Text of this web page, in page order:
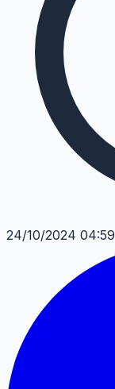
24/10/2024 04:59